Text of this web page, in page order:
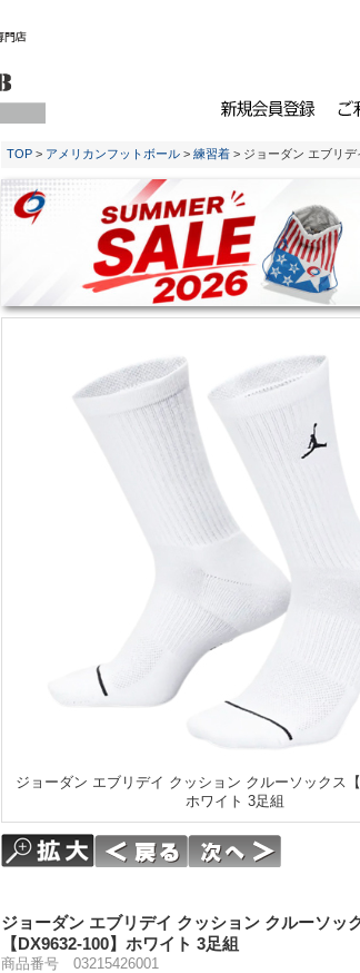
TOP > アメリカンフットボール > 練習着 > ジョーダン エブリ
ジョーダン エブリデイ クッション クルーソックス【
ホワイト 3足組
ジョーダン エブリデイ クッション クルーソッ
【DX9632-100】ホワイト 3足組
商品番号 03215426001